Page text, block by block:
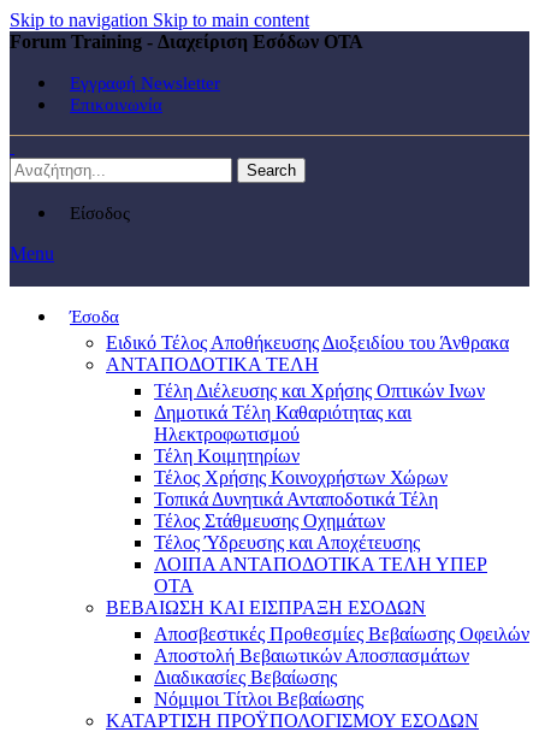
Skip to navigation Skip to main content
Forum Training - Διαχείριση Εσόδων ΟΤΑ
Εγγραφή Newsletter
Επικοινωνία
Search
Είσοδος
Menu
Έσοδα
Ειδικό Τέλος Αποθήκευσης Διοξειδίου του Άνθρακα
ΑΝΤΑΠΟΔΟΤΙΚΑ ΤΕΛΗ
Τέλη Διέλευσης και Χρήσης Οπτικών Ινων
Δημοτικά Τέλη Καθαριότητας και
Ηλεκτροφωτισμού
Τέλη Κοιμητηρίων
Τέλος Χρήσης Κοινοχρήστων Χώρων
Τοπικά Δυνητικά Ανταποδοτικά Τέλη
Τέλος Στάθμευσης Οχημάτων
Τέλος Ύδρευσης και Αποχέτευσης
ΛΟΙΠΑ ΑΝΤΑΠΟΔΟΤΙΚΑ ΤΕΛΗ ΥΠΕΡ
ΟΤΑ
ΒΕΒΑΙΩΣΗ ΚΑΙ ΕΙΣΠΡΑΞΗ ΕΣΟΔΩΝ
Αποσβεστικές Προθεσμίες Βεβαίωσης Οφειλών
Αποστολή Βεβαιωτικών Αποσπασμάτων
Διαδικασίες Βεβαίωσης
Νόμιμοι Τίτλοι Βεβαίωσης
ΚΑΤΑΡΤΙΣΗ ΠΡΟΫΠΟΛΟΓΙΣΜΟΥ ΕΣΟΔΩΝ